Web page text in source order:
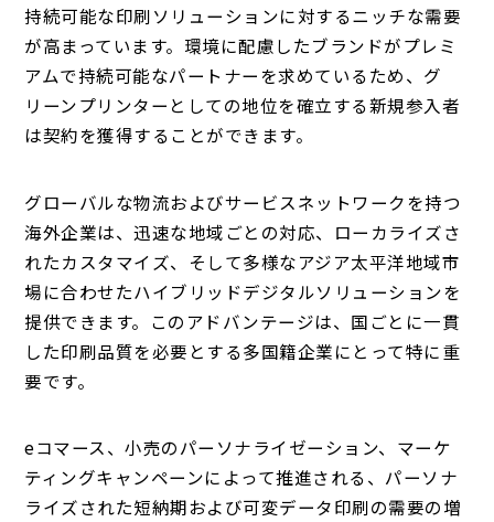
持続可能な印刷ソリューションに対するニッチな需要
が高まっています。環境に配慮したブランドがプレミ
アムで持続可能なパートナーを求めているため、グ
リーンプリンターとしての地位を確立する新規参入者
は契約を獲得することができます。
グローバルな物流およびサービスネットワークを持つ
海外企業は、迅速な地域ごとの対応、ローカライズさ
れたカスタマイズ、そして多様なアジア太平洋地域市
場に合わせたハイブリッドデジタルソリューションを
提供できます。このアドバンテージは、国ごとに一貫
した印刷品質を必要とする多国籍企業にとって特に重
要です。
eコマース、小売のパーソナライゼーション、マーケ
ティングキャンペーンによって推進される、パーソナ
ライズされた短納期および可変データ印刷の需要の増